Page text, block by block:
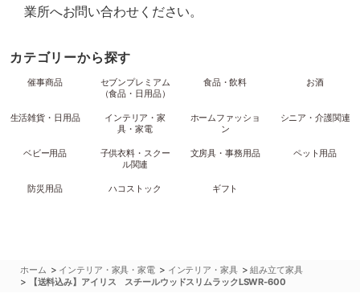
業所へお問い合わせください。
カテゴリーから探す
催事商品
セブンプレミアム
（食品・日用品）
食品・飲料 お酒
生活雑貨・日用品
インテリア・家
具・家電
ホームファッショ
ン
シニア・介護関連
ベビー用品
子供衣料・スクー
ル関連
文房具・事務用品 ペット用品
防災用品 ハコストック ギフト
ホーム > インテリア・家具・家電 > インテリア・家具 >組み立て家具
> 【送料込み】アイリス スチールウッドスリムラックLSWR-600